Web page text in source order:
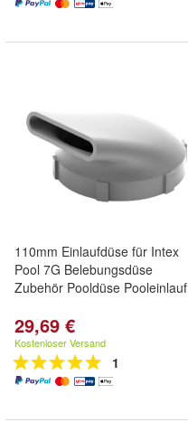
110mm Einlaufdüse für Intex
Pool 7G Belebungsdüse
Zubehör Pooldüse Pooleinlauf
29,69 €
Kostenloser Versand
1